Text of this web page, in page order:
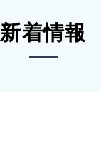
新着情報